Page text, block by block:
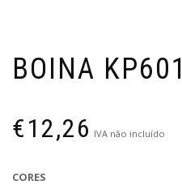
BOINA KP601
€12,26 IVA não incluído
CORES